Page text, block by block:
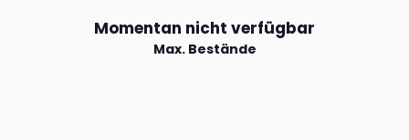
Momentan nicht verfügbar
Max. Bestände